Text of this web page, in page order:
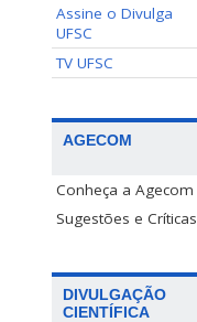
Assine o Divulga
UFSC
TV UFSC
AGECOM
Conheça a Agecom
Sugestões e Críticas
DIVULGAÇÃO
CIENTÍFICA